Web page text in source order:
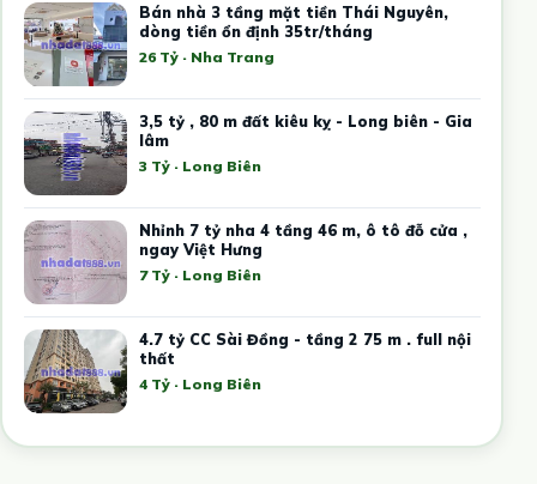
Bán nhà 3 tầng mặt tiền Thái Nguyên,
dòng tiền ổn định 35tr/tháng
26 Tỷ · Nha Trang
3,5 tỷ , 80 m đất kiêu kỵ - Long biên - Gia
lâm
3 Tỷ · Long Biên
Nhỉnh 7 tỷ nha 4 tầng 46 m, ô tô đỗ cửa ,
ngay Việt Hưng
7 Tỷ · Long Biên
4.7 tỷ CC Sài Đồng - tầng 2 75 m . full nội
thất
4 Tỷ · Long Biên